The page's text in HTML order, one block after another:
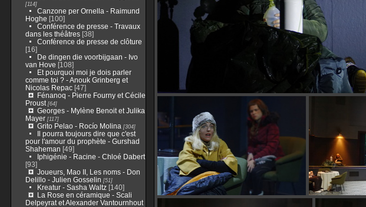
[114]
Canzone per Ornella - Raimund
Hoghe [100]
Conférence de presse - Travaux
dans les théâtres[38]
Conférence de presse de clôture
[16]
De dingen die voorbijgaan - Ivo
van Hove [108]
Et pourquoi moi je dois parler
comme toi ? - Anouk Grinberg et
Nicolas Repac[47]
Fénanoq - Pierre Fourny et Cécile
Proust[64]
Georges - Mylène Benoit et Julika
Mayer[117]
Grito Pelao - Rocío Molina [304]
Il pourra toujours dire que c'est
pour l'amour du prophète - Gurshad
Shaheman [49]
Iphigénie - Racine - Chloé Dabert
[93]
Joueurs, Mao II, Les noms - Don
Delillo - Julien Gosselin [51]
Kreatur - Sasha Waltz[140]
La Rose en céramique - Scali
Delpeyrat et Alexander Vantournhout